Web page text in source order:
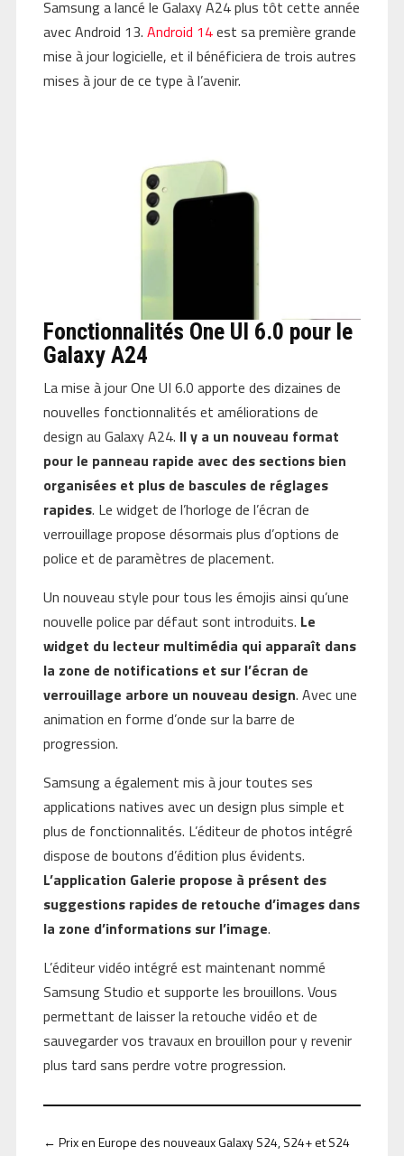
Samsung a lancé le Galaxy A24 plus tôt cette année
avec Android 13. Android 14est sa première grande
mise à jour logicielle, et il bénéficiera de trois autres
mises à jour de ce type à l’avenir.
Fonctionnalités One UI 6.0 pour le
Galaxy A24
La mise à jour One UI 6.0 apporte des dizaines de
nouvelles fonctionnalités et améliorations de
design au Galaxy A24. Il y a un nouveau format
pour le panneau rapide avec des sections bien
organisées et plus de bascules de réglages
rapides. Le widget de l’horloge de l’écran de
verrouillage propose désormais plus d’options de
police et de paramètres de placement.
Un nouveau style pour tous les émojis ainsi qu’une
nouvelle police par défaut sont introduits. Le
widget du lecteur multimédia qui apparaît dans
la zone de notifications et sur l’écran de
verrouillage arbore un nouveau design. Avec une
animation en forme d’onde sur la barre de
progression.
Samsung a également mis à jour toutes ses
applications natives avec un design plus simple et
plus de fonctionnalités. L’éditeur de photos intégré
dispose de boutons d’édition plus évidents.
L’application Galerie propose à présent des
suggestions rapides de retouche d’images dans
la zone d’informations sur l’image.
L’éditeur vidéo intégré est maintenant nommé
Samsung Studio et supporte les brouillons. Vous
permettant de laisser la retouche vidéo et de
sauvegarder vos travaux en brouillon pour y revenir
plus tard sans perdre votre progression.
← Prix en Europe des nouveaux Galaxy S24, S24+ et S24